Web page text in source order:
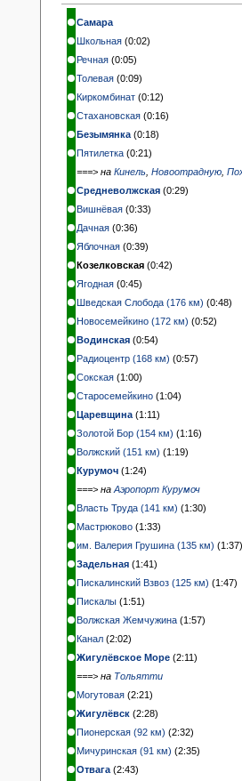
Самара
Школьная (0:02)
Речная (0:05)
Толевая (0:09)
Киркомбинат (0:12)
Стахановская (0:16)
Безымянка (0:18)
Пятилетка (0:21)
===> на Кинель Новоотрадную
Средневолжская (0:29)
Вишнёвая (0:33)
Дачная (0:36)
Яблочная (0:39)
Козелковская (0:42)
Ягодная (0:45)
Шведская Слобода (176 км) (0:48)
Новосемейкино (172 км) (0:52)
Водинская (0:54)
Радиоцентр (168 км) (0:57)
Сокская (1:00)
Старосемейкино (1:04)
Царевщина (1:11)
Золотой Бор (154 км) (1:16)
Волжский (151 км) (1:19)
Курумоч (1:24)
===> на Аэропорт Курумоч
Власть Труда (141 км) (1:30)
Мастрюково (1:33)
им. Валерия Грушина (135 км) (1:37)
Задельная (1:41)
Пискалинский Взвоз (125 км) (1:47)
Пискалы (1:51)
Волжская Жемчужина (1:57)
Канал (2:02)
Жигулёвское Море (2:11)
===> на Тольятти
Могутовая (2:21)
Жигулёвск (2:28)
Пионерская (92 км) (2:32)
Мичуринская (91 км) (2:35)
Отвага (2:43)